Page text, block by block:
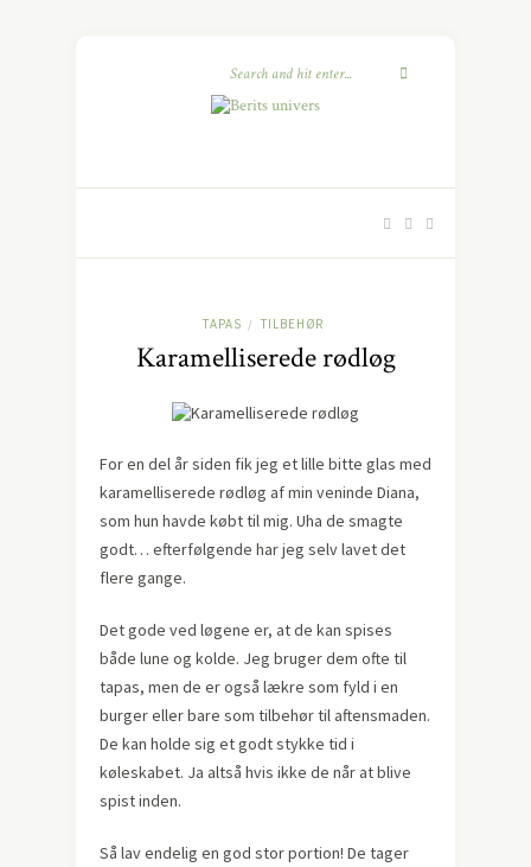
TAPAS / TILBEHØR
Karamelliserede rødløg
For en del år siden fik jeg et lille bitte glas med
karamelliserede rødløg af min veninde Diana,
som hun havde købt til mig. Uha de smagte
godt… efterfølgende har jeg selv lavet det
flere gange.
Det gode ved løgene er, at de kan spises
både lune og kolde. Jeg bruger dem ofte til
tapas, men de er også lækre som fyld i en
burger eller bare som tilbehør til aftensmaden.
De kan holde sig et godt stykke tid i
køleskabet. Ja altså hvis ikke de når at blive
spist inden.
Så lav endelig en god stor portion! De tager